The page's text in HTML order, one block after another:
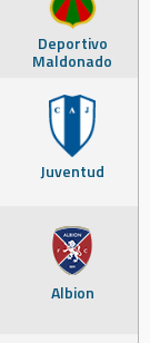
Deportivo
Maldonado
Juventud
Albion